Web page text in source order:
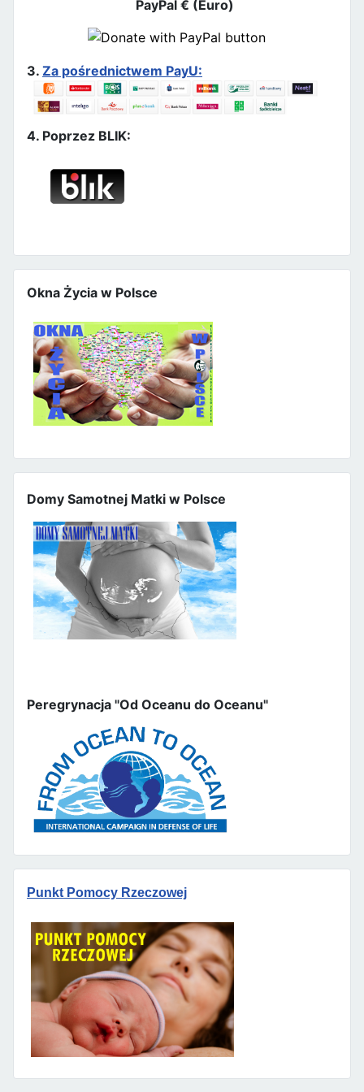
PayPal € (Euro)
3. Za pośrednictwem PayU:
4. Poprzez BLIK:
Okna Życia w Polsce
Domy Samotnej Matki w Polsce
Peregrynacja "Od Oceanu do Oceanu"
Punkt Pomocy Rzeczowej